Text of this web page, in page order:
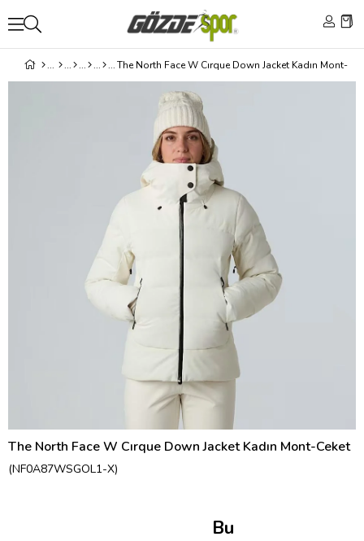
The North Face W Cırque Down Jacket Kadın Mont-
The North Face W Cırque Down Jacket Kadın Mont-Ceket
(NF0A87WSGOL1-X)
Bu